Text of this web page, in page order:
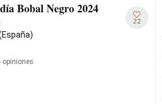
Bobal Negro 2024
opiniones
22